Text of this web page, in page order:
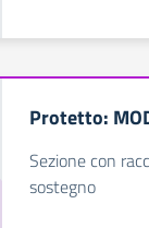
Protetto:
Sezione con
sostegno